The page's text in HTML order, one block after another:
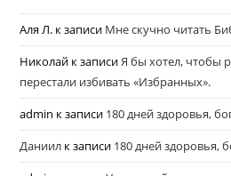
Аля Л. к записи Мне скучно читать
Николай к записиЯ бы хотел, чтобы
перестали избивать «Избранных».
admin к записи 180 дней здоровья,
Даниил к записи 180 дней здоровья,